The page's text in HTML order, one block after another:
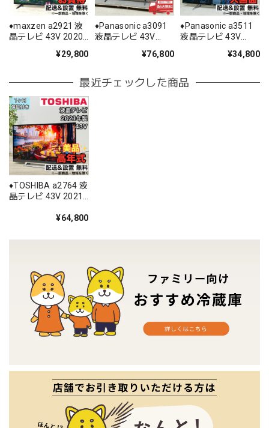
♦️maxzen a2921 液
晶テレビ 43V 2020
¥29,800
♦️Panasonic a3091
液晶テレビ 43V
¥76,800
♦️Panasonic a3511
液晶テレビ 43V
¥34,800
最近チェックした商品
♦️TOSHIBA a2764 液
晶テレビ 43V 2021
¥64,800